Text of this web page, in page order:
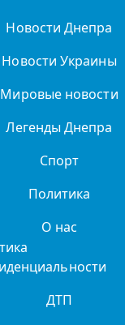
Новости Днепра
Новости Украины
Мировые новости
Легенды Днепра
Спорт
Политика
О нас
ДТП